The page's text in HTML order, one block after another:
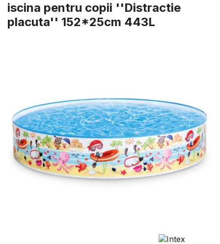
iscina pentru copii ''Distractie
placuta'' 152*25cm 443L